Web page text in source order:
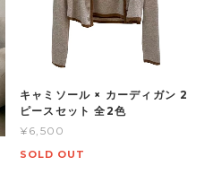
キャミソール × カーディガン 2
ピースセット 全2色
¥6,500
SOLD OUT